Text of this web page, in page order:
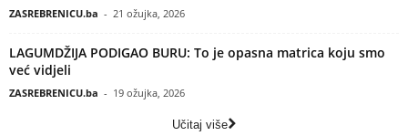
ZASREBRENICU.ba - 21 ožujka, 2026
LAGUMDŽIJA PODIGAO BURU: To je opasna matrica koju smo
već vidjeli
ZASREBRENICU.ba - 19 ožujka, 2026
Učitaj više